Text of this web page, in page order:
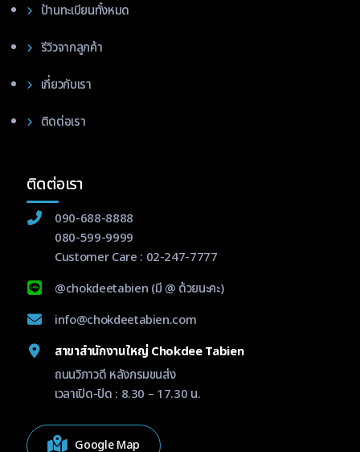
ป้านทะเบียนทั้งหมด
รีวิวจากลูกค้า
เกี่ยวกับเรา
ติดต่อเรา
ติดต่อเรา
090-688-8888
080-599-9999
Customer Care : 02-247-7777
@chokdeetabien (มี @ ด้วยนะคะ)
info@chokdeetabien.com
สาขาสำนักงานใหญ่ Chokdee Tabien
ถนนวิภาวดี หลังกรมขนส่ง
เวลาเปิด-ปิด : 8.30 – 17.30 น.
Google Map